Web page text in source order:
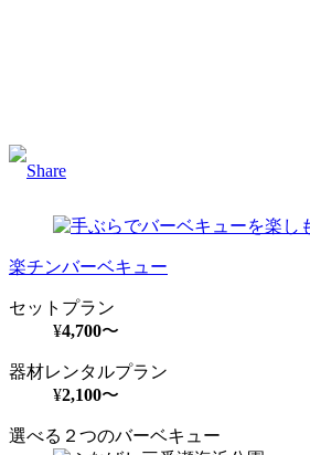
Email
楽チンバーベキュー
セットプラン
¥4,700〜
器材レンタルプラン
¥2,100〜
選べる２つのバーベキュー